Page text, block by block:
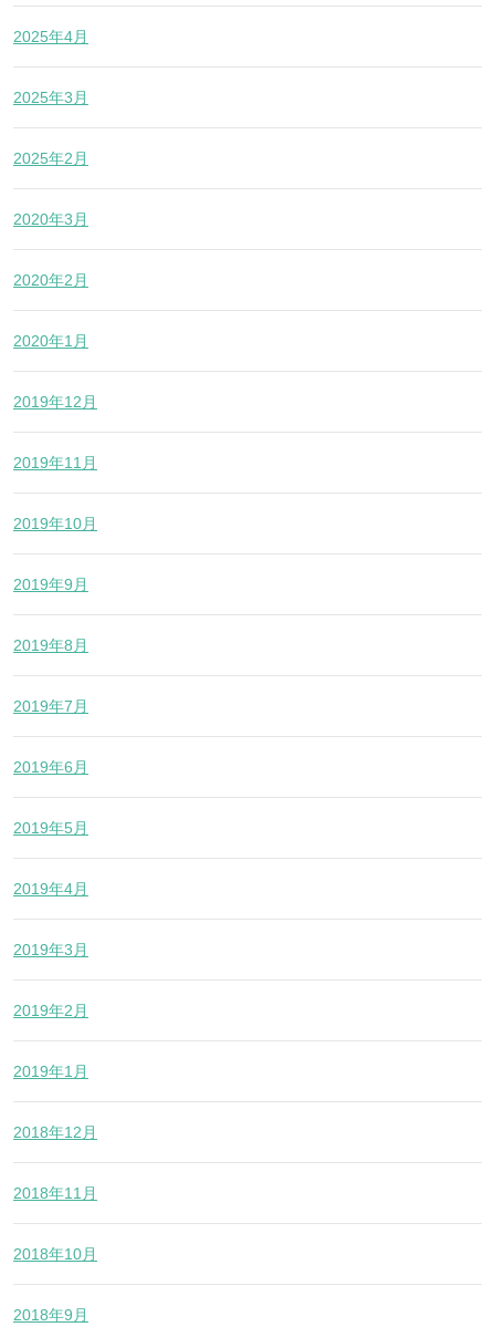
2025年4月
2025年3月
2025年2月
2020年3月
2020年2月
2020年1月
2019年12月
2019年11月
2019年10月
2019年9月
2019年8月
2019年7月
2019年6月
2019年5月
2019年4月
2019年3月
2019年2月
2019年1月
2018年12月
2018年11月
2018年10月
2018年9月